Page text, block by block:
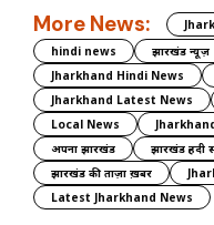
More News:
hindi news
झारखंड न्यूज़
Jharkhand Hindi News
Jharkhand Latest News
Local News
अपना झारखंड
झारखंड हिंदी
झारखंड की ताज़ा ख़बर
Latest Jharkhand News